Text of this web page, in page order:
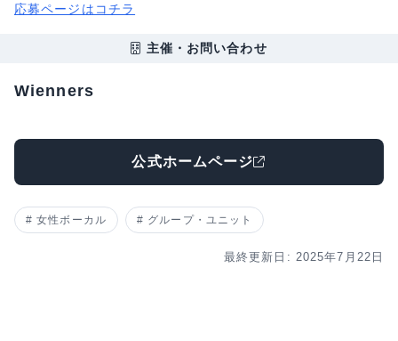
応募ページはコチラ
主催・お問い合わせ
Wienners
公式ホームページ
女性ボーカル グループ・ユニット
最終更新日: 2025年7月22日